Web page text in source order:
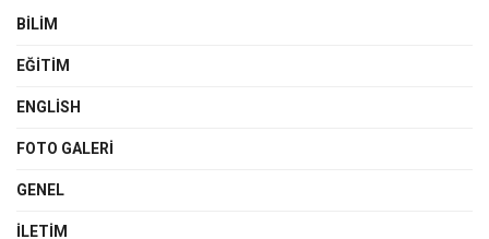
BILIM
EĞITIM
ENGLISH
FOTO GALERI
GENEL
İLETIM